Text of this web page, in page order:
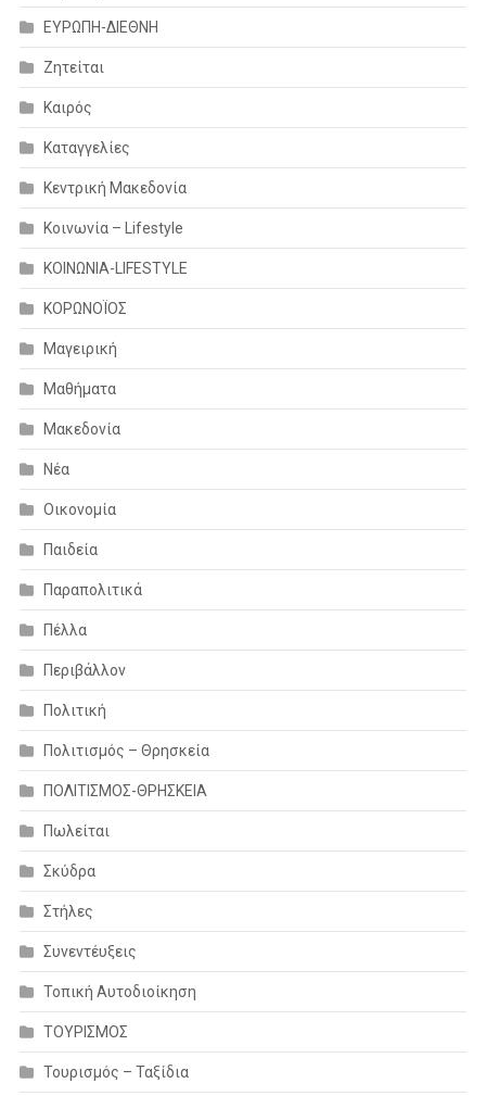
ΕΥΡΩΠΗ-ΔΙΕΘΝΗ
Ζητείται
Καιρός
Καταγγελίες
Κεντρική Μακεδονία
Κοινωνία – Lifestyle
ΚΟΙΝΩΝΙΑ-LIFESTYLE
ΚΟΡΩΝΟΪΟΣ
Μαγειρική
Μαθήματα
Μακεδονία
Νέα
Οικονομία
Παιδεία
Παραπολιτικά
Πέλλα
Περιβάλλον
Πολιτική
Πολιτισμός – Θρησκεία
ΠΟΛΙΤΙΣΜΟΣ-ΘΡΗΣΚΕΙΑ
Πωλείται
Σκύδρα
Στήλες
Συνεντέυξεις
Τοπική Αυτοδιοίκηση
ΤΟΥΡΙΣΜΟΣ
Τουρισμός – Ταξίδια